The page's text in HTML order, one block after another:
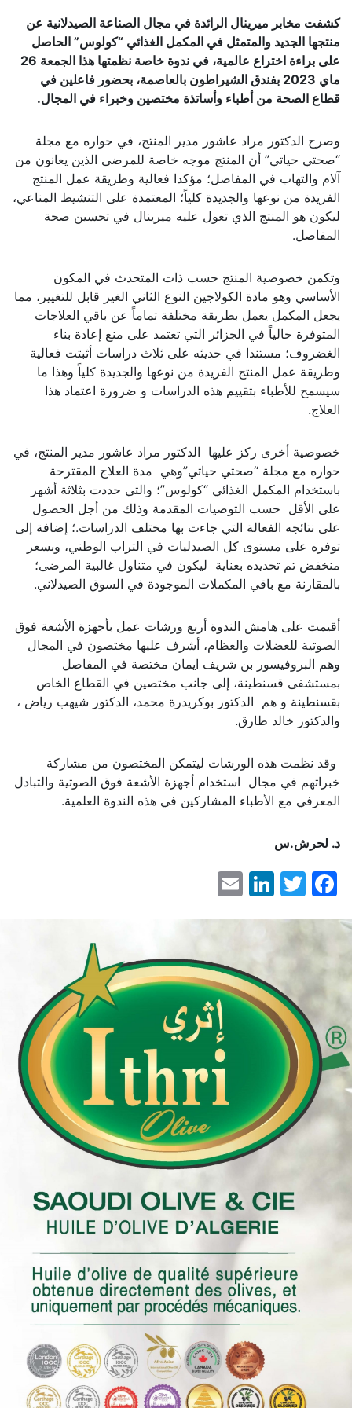
كشفت مخابر ميرينال الرائدة في مجال الصناعة الصيدلانية عن
منتجها الجديد والمتمثل في المكمل الغذائي “كولوس” الحاصل
على براءة اختراع عالمية، في ندوة خاصة نظمتها هذا الجمعة 26
ماي 2023 بفندق الشيراطون بالعاصمة، بحضور فاعلين في
قطاع الصحة من أطباء وأساتذة مختصين وخبراء في المجال.
وصرح الدكتور مراد عاشور مدير المنتج، في حواره مع مجلة
“صحتي حياتي” أن المنتج موجه خاصة للمرضى الذين يعانون من
آلام والتهاب في المفاصل؛ مؤكدا فعالية وطريقة عمل المنتج
الفريدة من نوعها والجديدة كلياً؛ المعتمدة على التنشيط المناعي،
ليكون هو المنتج الذي تعول عليه ميرينال في تحسين صحة
المفاصل.
وتكمن خصوصية المنتج حسب ذات المتحدث في المكون
الأساسي وهو مادة الكولاجين النوع الثاني الغير قابل للتغيير، مما
يجعل المكمل يعمل بطريقة مختلفة تماماً عن باقي العلاجات
المتوفرة حالياً في الجزائر التي تعتمد على منع إعادة بناء
الغضروف؛ مستندا في حديثه على ثلاث دراسات أثبتت فعالية
وطريقة عمل المنتج الفريدة من نوعها والجديدة كلياً وهذا ما
سيسمح للأطباء بتقييم هذه الدراسات و ضرورة اعتماد هذا
العلاج.
خصوصية أخرى ركز عليها الدكتور مراد عاشور مدير المنتج، في
حواره مع مجلة “صحتي حياتي”وهي مدة العلاج المقترحة
باستخدام المكمل الغذائي “كولوس”؛ والتي حددت بثلاثة أشهر
على الأقل حسب التوصيات المقدمة وذلك من أجل الحصول
على نتائجه الفعالة التي جاءت بها مختلف الدراسات.؛ إضافة إلى
توفره على مستوى كل الصيدليات في التراب الوطني، وبسعر
منخفض تم تحديده بعناية ليكون في متناول غالبية المرضى؛
بالمقارنة مع باقي المكملات الموجودة في السوق الصيدلاني.
أقيمت على هامش الندوة أربع ورشات عمل بأجهزة الأشعة فوق
الصوتية للعضلات والعظام، أشرف عليها مختصون في المجال
وهم البروفيسور بن شريف ايمان مختصة في المفاصل
بمستشفى قسنطينة، إلى جانب مختصين في القطاع الخاص
بقسنطينة و هم الدكتور بوكريدرة محمد، الدكتور شيهب رياض ،
والدكتور خالد طارق.
وقد نظمت هذه الورشات ليتمكن المختصون من مشاركة
خبراتهم في مجال استخدام أجهزة الأشعة فوق الصوتية والتبادل
المعرفي مع الأطباء المشاركين في هذه الندوة العلمية.
د. لحرش.س
Facebook
Twitter
LinkedIn